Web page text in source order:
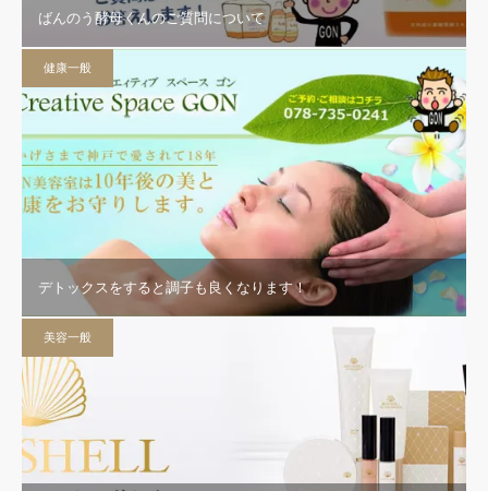
ばんのう酵母くんのご質問について
健康一般
デトックスをすると調子も良くなります！
美容一般